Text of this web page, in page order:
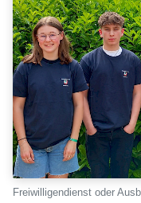
Freiwilligendienst oder